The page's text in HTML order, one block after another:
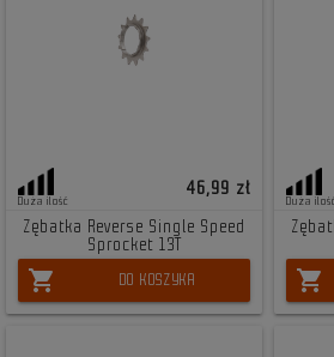
Duża ilość
46,99 zł
Zębatka Reverse Single Speed
Sprocket 13T
shopping_cart DO KOSZYKA
Duża ilość
shopping_cart